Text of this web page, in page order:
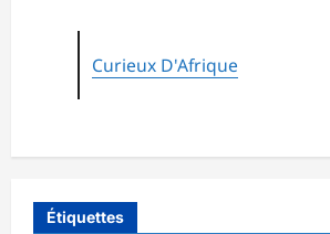
Curieux D'Afrique
Étiquettes